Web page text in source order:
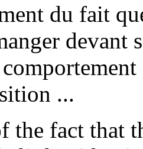
du fait
devant
...
the fact that